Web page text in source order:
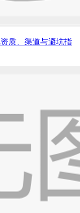
质、渠道与避坑指